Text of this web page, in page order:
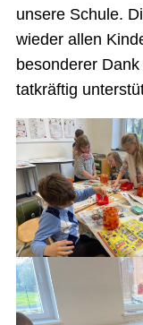
unsere Schule.
wieder allen
besonderer
tatkräftig